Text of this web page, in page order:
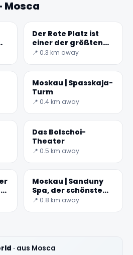
Mosca
Der Rote Platz ist
einer der größten
Plätze der Welt.
📍 0.3 km away
Moskau | Spasskaja-
Turm
📍 0.4 km away
Das Bolschoi-
Theater
📍 0.5 km away
Moskau | Sanduny
Spa, der schönste
Ort
📍 0.8 km away
· aus Mosca